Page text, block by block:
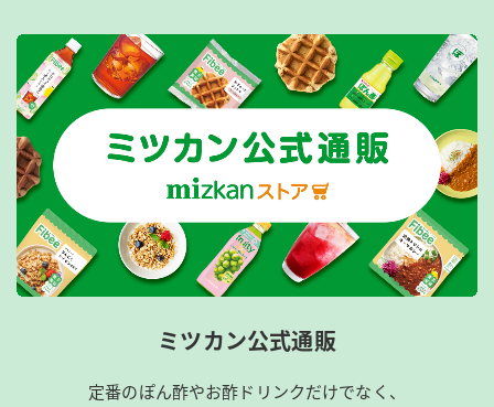
ミツカン公式通販
定番のぽん酢やお酢ドリンクだけでなく、